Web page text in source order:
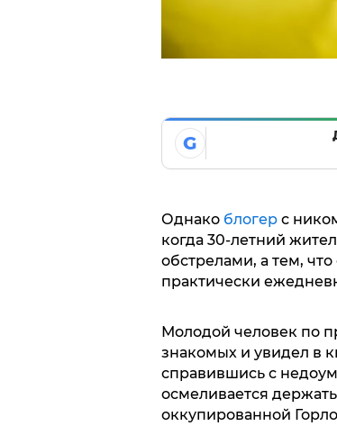
G
Однако блогерс
когда 30-летний
обстрелами, а тем,
практически
Молодой человек по
знакомых и увидел в
справившись с
осмеливается
оккупированной